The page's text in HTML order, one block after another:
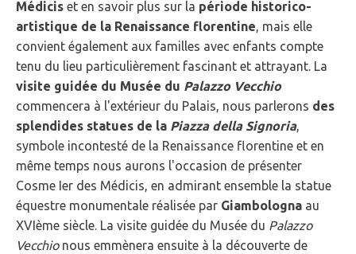
Médicis et en savoir plus sur la période historico-
artistique de la Renaissance florentine, mais elle
convient également aux familles avec enfants compte
tenu du lieu particulièrement fascinant et attrayant. La
visite guidée du Musée du Palazzo Vecchio
commencera à l'extérieur du Palais, nous parlerons des
splendides statues de la Piazza della Signoria,
symbole incontesté de la Renaissance florentine et en
même temps nous aurons l'occasion de présenter
Cosme Ier des Médicis, en admirant ensemble la statue
équestre monumentale réalisée par Giambologna au
XVIème siècle. La visite guidée du Musée du Palazzo
Vecchionous emmènera ensuite à la découverte de